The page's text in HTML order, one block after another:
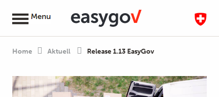
Home Aktuell Release 1.13 EasyGov